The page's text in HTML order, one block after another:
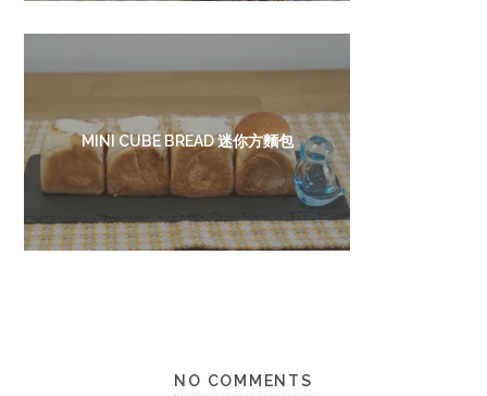
MINI CUBE BREAD 迷你方麵包
NO COMMENTS